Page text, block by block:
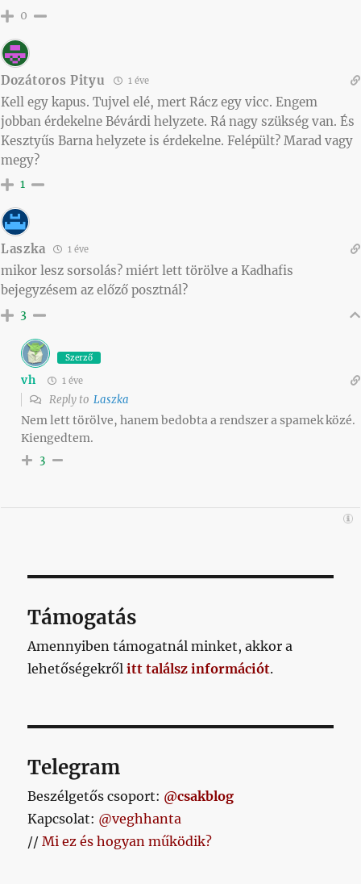
0
Dozátoros Pityu 1 éve
Kell egy kapus. Tujvel elé, mert Rácz egy vicc. Engem
jobban érdekelne Bévárdi helyzete. Rá nagy szükség van. És
Kesztyűs Barna helyzete is érdekelne. Felépült? Marad vagy
megy?
1
Laszka 1 éve
mikor lesz sorsolás? miért lett törölve a Kadhafis
bejegyzésem az előző posztnál?
3
Szerző
vh 1 éve
Reply to Laszka
Nem lett törölve, hanem bedobta a rendszer a spamek közé.
Kiengedtem.
3
Támogatás
Amennyiben támogatnál minket, akkor a
lehetőségekrőlitt találsz információt.
Telegram
Beszélgetős csoport: @csakblog
Kapcsolat: @veghhanta
//Mi ez és hogyan működik?